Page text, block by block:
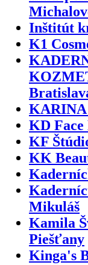
Inštitút
K1
KARINA
KD Face
KF
KK
Mikuláš
Kamila
Piešťany
Kinga's